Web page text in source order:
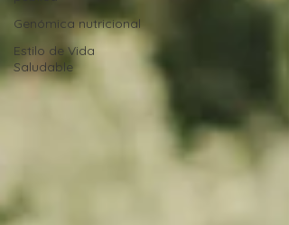
Genómica nutricional
Estilo de Vida
Saludable